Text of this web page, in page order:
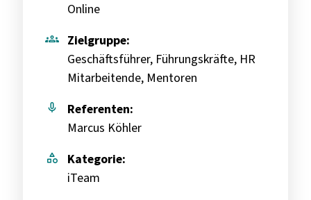
Online
groups Zielgruppe:
Geschäftsführer, Führungskräfte, HR
Mitarbeitende, Mentoren
mic
Referenten:
Marcus Köhler
category
Kategorie:
iTeam